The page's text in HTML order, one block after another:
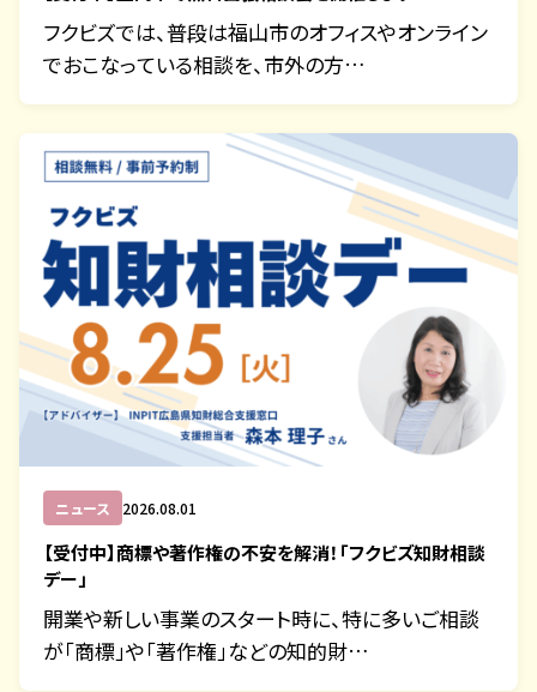
フクビズでは、普段は福山市のオフィスやオンライン
でおこなっている相談を、市外の方…
ニュース 2026.08.01
【受付中】商標や著作権の不安を解消！「フクビズ知財相談
デー」
開業や新しい事業のスタート時に、特に多いご相談
が「商標」や「著作権」などの知的財…